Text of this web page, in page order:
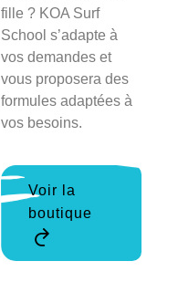
fille ? KOA Surf
School s’adapte à
vos demandes et
vous proposera des
formules adaptées à
vos besoins.
Voir la
boutique